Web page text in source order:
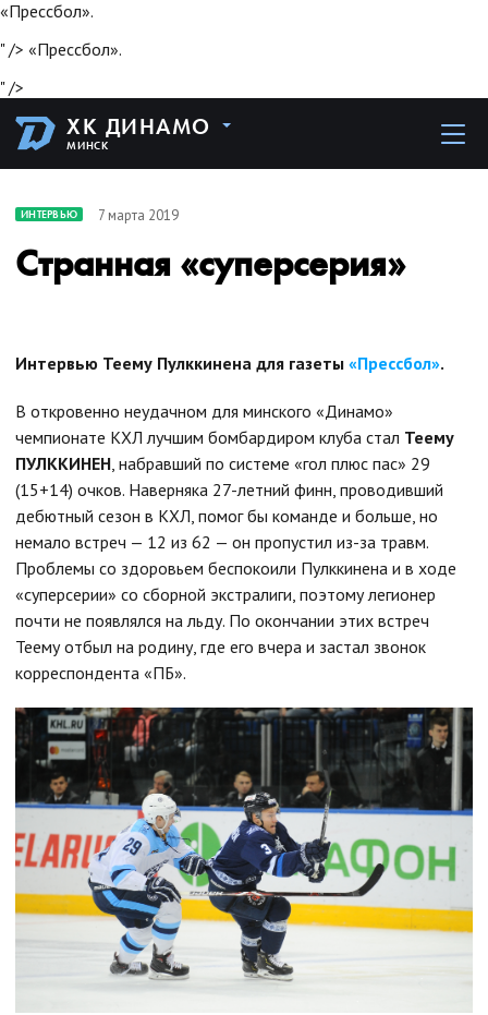
«Прессбол».
" /> «Прессбол».
" />
ХК ДИНАМО
МИНСК
ИНТЕРВЬЮ 7 марта 2019
Странная «суперсерия»
Интервью Теему Пулккинена для газеты «Прессбол».
В откровенно неудачном для минского «Динамо»
чемпионате КХЛ лучшим бомбардиром клуба стал Теему
ПУЛККИНЕН, набравший по системе «гол плюс пас» 29
(15+14) очков. Наверняка 27-летний финн, проводивший
дебютный сезон в КХЛ, помог бы команде и больше, но
немало встреч — 12 из 62 — он пропустил из-за травм.
Проблемы со здоровьем беспокоили Пулккинена и в ходе
«суперсерии» со сборной экстралиги, поэтому легионер
почти не появлялся на льду. По окончании этих встреч
Теему отбыл на родину, где его вчера и застал звонок
корреспондента «ПБ».